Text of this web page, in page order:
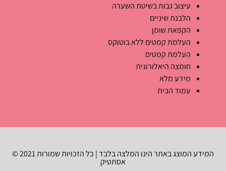
עיצוב גבות בשיטת השערה
הלבנת שיניים
הקפאת שומן
העלמת קמטים ללא בוטוקס
העלמת קמטים
חומצה היאלורונית
מידע מלא
עמוד הבית
המידע המוצג באתר הינו המלצה בלבד | כל הזכויות שמורות 2021 ©
אסתטיק